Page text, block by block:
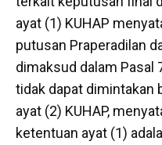
ayat (1) KUHAP
putusan Praperadilan
dimaksud dalam Pasal
tidak dapat dimintakan
ayat (2) KUHAP,
ketentuan ayat (1)